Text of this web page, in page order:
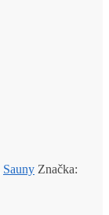
Sauny Značka: